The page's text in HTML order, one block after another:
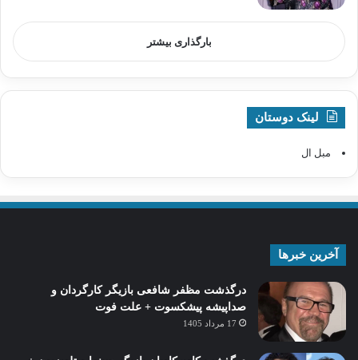
بارگذاری بیشتر
لینک دوستان
مبل ال
آخرین خبرها
درگذشت مظفر شافعی بازیگر کارگردان و
صداپیشه پیشکسوت + علت فوت
17 مرداد 1405